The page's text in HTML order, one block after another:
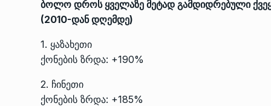
ბოლო დროს ყველაზე მეტად გამდიდრებული
(2010-დან დღემდე)
1. ყაზახეთი
ქონების ზრდა: +190%
2. ჩინეთი
ქონების ზრდა: +185%